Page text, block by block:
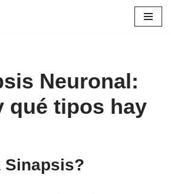
Neuronal:
qué tipos hay
Sinapsis?